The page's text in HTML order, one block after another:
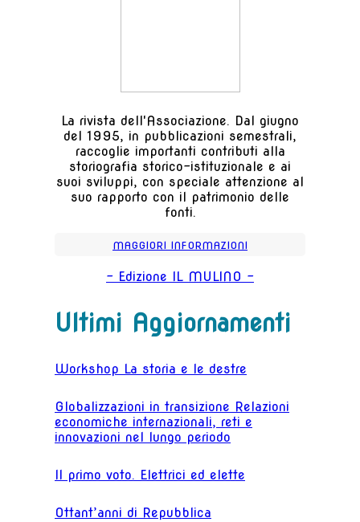
La rivista dell'Associazione. Dal giugno
del 1995, in pubblicazioni semestrali,
raccoglie importanti contributi alla
storiografia storico-istituzionale e ai
suoi sviluppi, con speciale attenzione al
suo rapporto con il patrimonio delle
fonti.
MAGGIORI INFORMAZIONI
- Edizione IL MULINO -
Ultimi Aggiornamenti
Workshop La storia e le destre
Globalizzazioni in transizione Relazioni
economiche internazionali, reti e
innovazioni nel lungo periodo
Il primo voto. Elettrici ed elette
Ottant’anni di Repubblica